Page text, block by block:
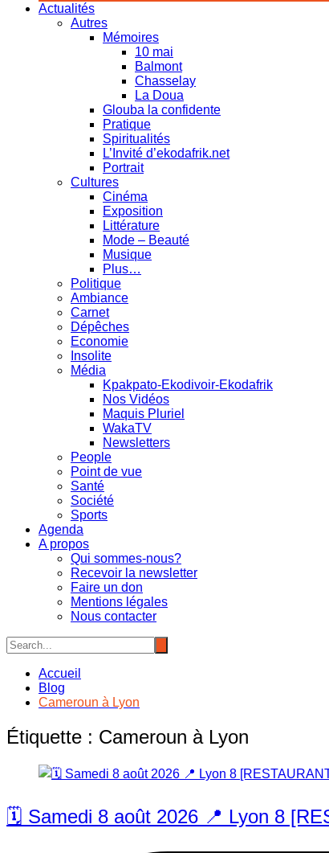
Actualités
Autres
Mémoires
10 mai
Balmont
Chasselay
La Doua
Glouba la confidente
Pratique
Spiritualités
L’Invité d’ekodafrik.net
Portrait
Cultures
Cinéma
Exposition
Littérature
Mode – Beauté
Musique
Plus…
Politique
Ambiance
Carnet
Dépêches
Economie
Insolite
Média
Kpakpato-Ekodivoir-Ekodafrik
Nos Vidéos
Maquis Pluriel
WakaTV
Newsletters
People
Point de vue
Santé
Société
Sports
Agenda
A propos
Qui sommes-nous?
Recevoir la newsletter
Faire un don
Mentions légales
Nous contacter
Accueil
Blog
Cameroun à Lyon
Étiquette : Cameroun à Lyon
🗓️ Samedi 8 août 2026 📍 Lyon 8